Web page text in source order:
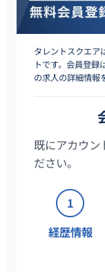
タレントスクエア
トです。会員登
の求人の詳細情報
既にアカウン
ださい。
1
経歴情報